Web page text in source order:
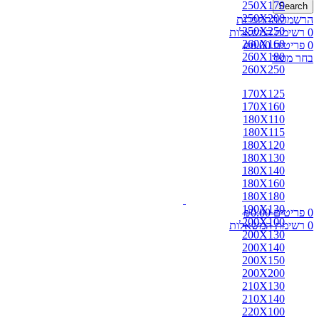
Search
הרשמה/התחברות
0 רשימת המשאלות
0 פריטים ₪0.00
בחר מוצר
0 פריטים ₪0.00
0 רשימת המשאלות
250X170
250X200
250X250
260X160
260X180
260X250
170X125
170X160
180X110
180X115
180X120
180X130
180X140
180X160
180X180
190X130
200X100
200X130
200X140
200X150
200X200
210X130
210X140
220X100